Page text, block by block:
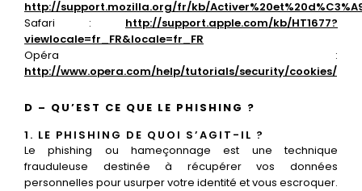
http://support.mozilla.org/fr/kb/
Safari : http://support.apple.com/kb/HT1677?
viewlocale=fr_FR&locale=fr_FR
Opéra :
http://www.opera.com/help/tutorials/security/cookies/
D – QU’EST CE QUE LE PHISHING ?
1. LE PHISHING DE QUOI S’AGIT-IL ?
Le phishing ou hameçonnage est une technique
frauduleuse destinée à récupérer vos données
personnelles pour usurper votre identité et vous escroquer.